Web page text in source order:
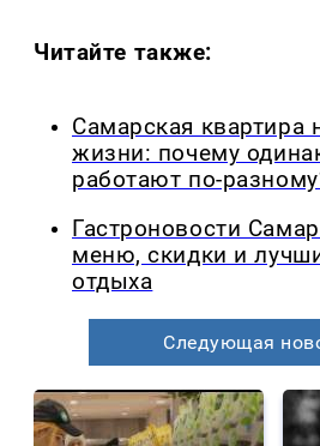
Читайте также:
Самарская квартира
жизни: почему
работают по-
Гастроновости
меню, скидки и
отдыха
Следующая